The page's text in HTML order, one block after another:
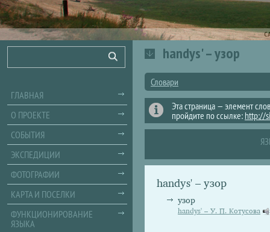
handys' – узор
Словари
Эта страница — элемент
пройдите по ссылке: http://
handys' – узор
узор
handys' – У. П. Котусова
Поиск
ГЛАВНАЯ
О ПРОЕКТЕ
СОБЫТИЯ
ЭКСПЕДИЦИИ
ФОТОГРАФИИ
КАРТА И ПОСЕЛКИ
ФУНКЦИОНИРОВАНИЕ
ЯЗЫКА